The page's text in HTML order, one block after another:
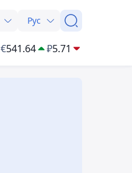
Рус
€541.64 ₽5.71